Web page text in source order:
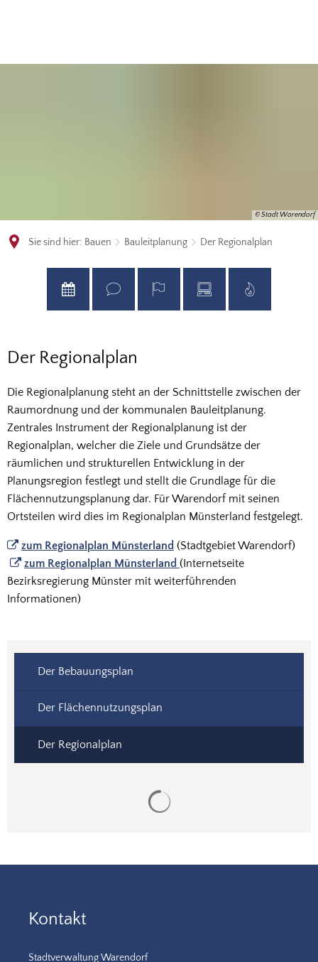
© Stadt Warendorf
Sie sind hier: Bauen Bauleitplanung Der Regionalplan
Der
Regionalplan
Der Regionalplan
Die Regionalplanung steht an der Schnittstelle zwischen der
Raumordnung und der kommunalen Bauleitplanung.
Zentrales Instrument der Regionalplanung ist der
Regionalplan, welcher die Ziele und Grundsätze der
räumlichen und strukturellen Entwicklung in der
Planungsregion festlegt und stellt die Grundlage für die
Flächennutzungsplanung dar. Für Warendorf mit seinen
Ortsteilen wird dies im Regionalplan Münsterland festgelegt.
zum Regionalplan Münsterland (Stadtgebiet Warendorf)
zum Regionalplan Münsterland (Internetseite
Bezirksregierung Münster mit weiterführenden
Informationen)
Der Bebauungsplan
Der Flächennutzungsplan
Der Regionalplan
Kontakt
Stadtverwaltung Warendorf